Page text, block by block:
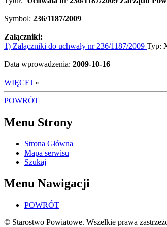
Symbol: 236/1187/2009
Załączniki:
1) Załączniki do uchwały nr 236/1187/2009 Typ:
Data wprowadzenia: 2009-10-16
WIĘCEJ »
POWRÓT
Menu Strony
Strona Główna
Mapa serwisu
Szukaj
Menu Nawigacji
POWRÓT
© Starostwo Powiatowe. Wszelkie prawa